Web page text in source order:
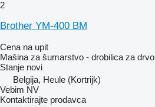
2
Brother YM-400 BM
Cena na upit
Mašina za šumarstvo - drobilica za drvo
Stanje novi
Belgija, Heule (Kortrijk)
Vebim NV
Kontaktirajte prodavca